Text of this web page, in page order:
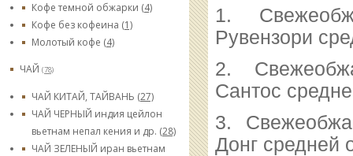
Кофе темной обжарки (4)
Кофе без кофеина (1)
Молотый кофе (4)
ЧАЙ (78)
ЧАЙ КИТАЙ, ТАЙВАНЬ (27)
ЧАЙ ЧЕРНЫЙ индия цейлон
вьетнам непал кения и др. (28)
ЧАЙ ЗЕЛЕНЫЙ иран вьетнам
1.
Рувензори
2.
Сантос
3.
Донг средней